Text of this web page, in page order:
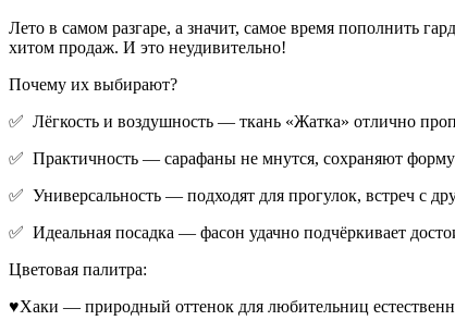
Лето в самом разгаре, а значит, самое время пополнить
хитом продаж. И это неудивительно!
Почему их выбирают?
✅ Лёгкость и воздушность — ткань «Жатка» отлично
✅ Практичность — сарафаны не мнутся, сохраняют
✅ Универсальность — подходят для прогулок, встреч с
✅ Идеальная посадка — фасон удачно подчёркивает
Цветовая палитра:
♥Хаки — природный оттенок для любительниц